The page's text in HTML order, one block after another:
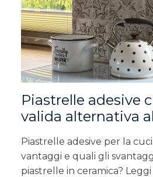
Piastrelle adesive
valida alternativa
Piastrelle adesive per la
vantaggi e quali gli
piastrelle in ceramica?